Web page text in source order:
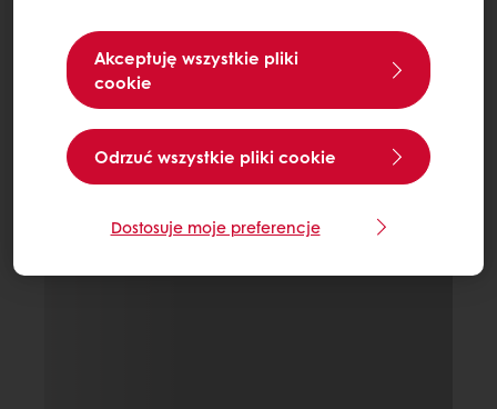
Akceptuję wszystkie pliki
cookie
Odrzuć wszystkie pliki cookie
Dostosuje moje preferencje